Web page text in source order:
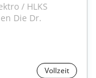
/ HLKS
Die Dr.
Vollzeit